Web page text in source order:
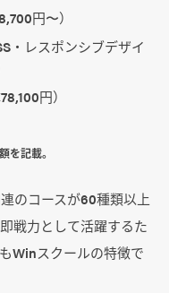
円〜）
・レスポンシブデザイ
円）
を記載。
のコースが60種類以上
戦力として活躍するた
Winスクールの特徴で